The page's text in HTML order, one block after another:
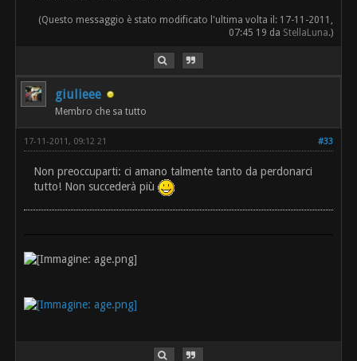
(Questo messaggio è stato modificato l'ultima volta il: 17-11-2011,
07:45 19 da StellaLuna.)
giulieee
Membro che sa tutto
#33
17-11-2011, 09:12 21
Non preoccuparti: ci amano talmente tanto da perdonarci
tutto! Non succederà più